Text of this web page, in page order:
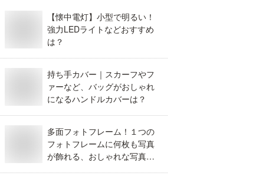
【懐中電灯】小型で明るい！
強力LEDライトなどおすすめ
は？
持ち手カバー｜スカーフやフ
ァーなど、バッグがおしゃれ
になるハンドルカバーは？
多面フォトフレーム！１つの
フォトフレームに何枚も写真
が飾れる、おしゃれな写真立